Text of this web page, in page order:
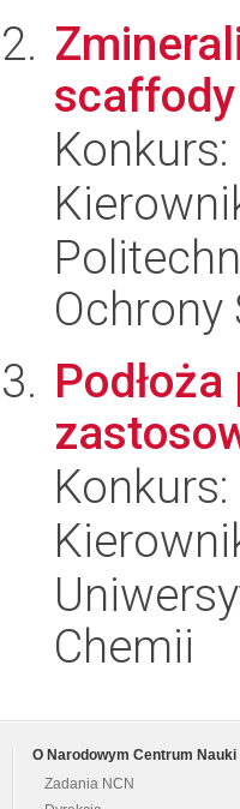
Konkurs:
Ochrony
Konkurs:
Chemii
O Narodowym Centrum Nauki
Zadania NCN